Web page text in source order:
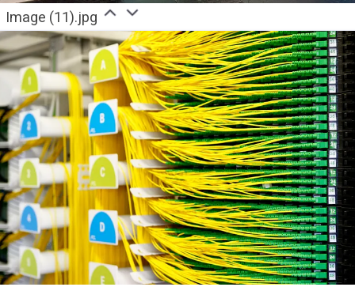
Image (11).jpg